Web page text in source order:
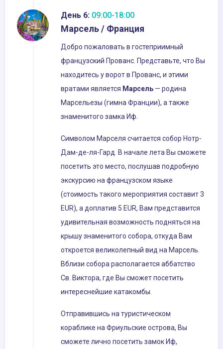
День 6: 09:00-18:00
Марсель / Франция
Добро пожаловать в гостеприимный
французский Прованс. Представьте, что Вы
находитесь у ворот в Прованс, и этими
вратами является Марсель — родина
Марсельезы (гимна Франции), а также
знаменитого замка Иф.
Символом Марселя считается собор Нотр-
Дам-де-ля-Гард. В начале лета Вы сможете
посетить это место, послушав подробную
экскурсию на французском языке
(стоимость такого мероприятия составит 3
EUR), а доплатив 5 EUR, Вам представится
удивительная возможность подняться на
крышу знаменитого собора, откуда Вам
откроется великолепный вид на Марсель.
Вблизи собора располагается аббатство
Св. Виктора, где Вы сможет посетить
интереснейшие катакомбы.
Отправившись на туристическом
кораблике на Фриульские острова, Вы
сможете лично посетить замок Иф,